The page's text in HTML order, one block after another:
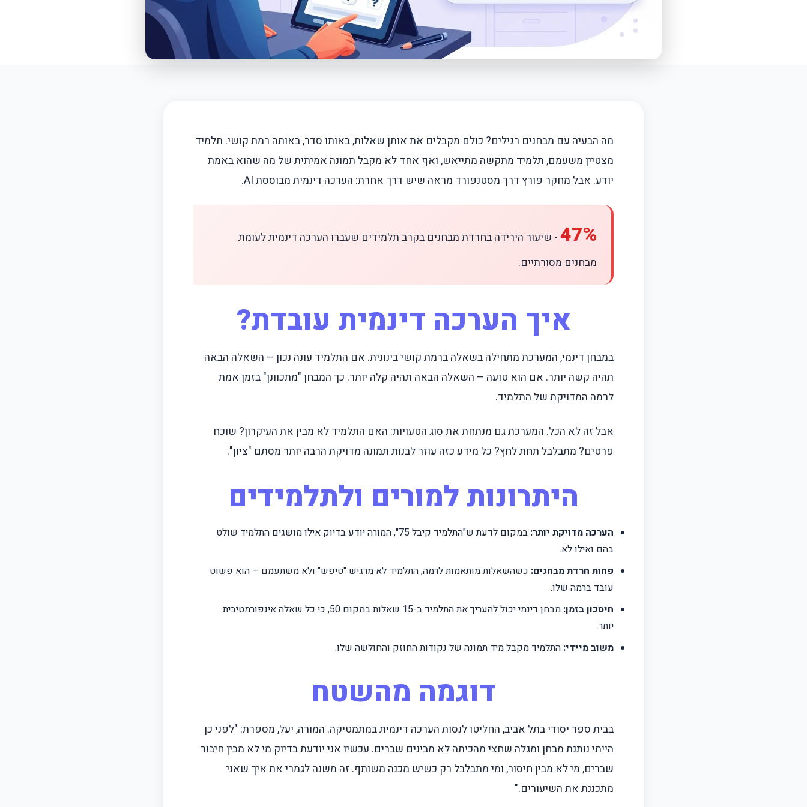
מה הבעיה עם מבחנים רגילים? כולם מקבלים את אותן שאלות, באותו סדר, באותה רמת קושי. תלמיד
מצטיין משעמם, תלמיד מתקשה מתייאש, ואף אחד לא מקבל תמונה אמיתית של מה שהוא באמת
יודע. אבל מחקר פורץ דרך מסטנפורד מראה שיש דרך אחרת: הערכה דינמית מבוססת AI.
47% - שיעור הירידה בחרדת מבחנים בקרב תלמידים שעברו הערכה דינמית לעומת
מבחנים מסורתיים.
איך הערכה דינמית עובדת?
במבחן דינמי, המערכת מתחילה בשאלה ברמת קושי בינונית. אם התלמיד עונה נכון – השאלה הבאה
תהיה קשה יותר. אם הוא טועה – השאלה הבאה תהיה קלה יותר. כך המבחן "מתכוונן" בזמן אמת
לרמה המדויקת של התלמיד.
אבל זה לא הכל. המערכת גם מנתחת את סוג הטעויות: האם התלמיד לא מבין את העיקרון? שוכח
פרטים? מתבלבל תחת לחץ? כל מידע כזה עוזר לבנות תמונה מדויקת הרבה יותר מסתם "ציון".
היתרונות למורים ולתלמידים
הערכה מדויקת יותר:
במקום לדעת ש"התלמיד קיבל 75", המורה יודע בדיוק אילו מושגים התלמיד שולט
בהם ואילו לא.
פחות חרדת מבחנים: כשהשאלות מותאמות לרמה, התלמיד לא מרגיש "טיפש" ולא משתעמם – הוא פשוט
עובד ברמה שלו.
חיסכון בזמן:
מבחן דינמי יכול להעריך את התלמיד ב-15 שאלות במקום 50, כי כל שאלה אינפורמטיבית
יותר.
משוב מיידי: התלמיד מקבל מיד תמונה של נקודות החוזק והחולשה שלו.
דוגמה מהשטח
בבית ספר יסודי בתל אביב, החליטו לנסות הערכה דינמית במתמטיקה. המורה, יעל, מספרת: "לפני כן
הייתי נותנת מבחן ומגלה שחצי מהכיתה לא מבינים שברים. עכשיו אני יודעת בדיוק מי לא מבין חיבור
שברים, מי לא מבין חיסור, ומי מתבלבל רק כשיש מכנה משותף. זה משנה לגמרי את איך שאני
מתכננת את השיעורים."